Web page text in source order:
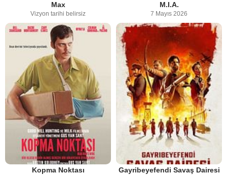
Max
Vizyon tarihi belirsiz
M.I.A.
7 Mayıs 2026
Kopma Noktası Gayribeyefendi Savaş Dairesi